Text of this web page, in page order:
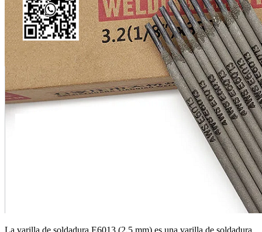
La varilla de soldadura E6013 (2,5 mm) es una varilla de soldadura